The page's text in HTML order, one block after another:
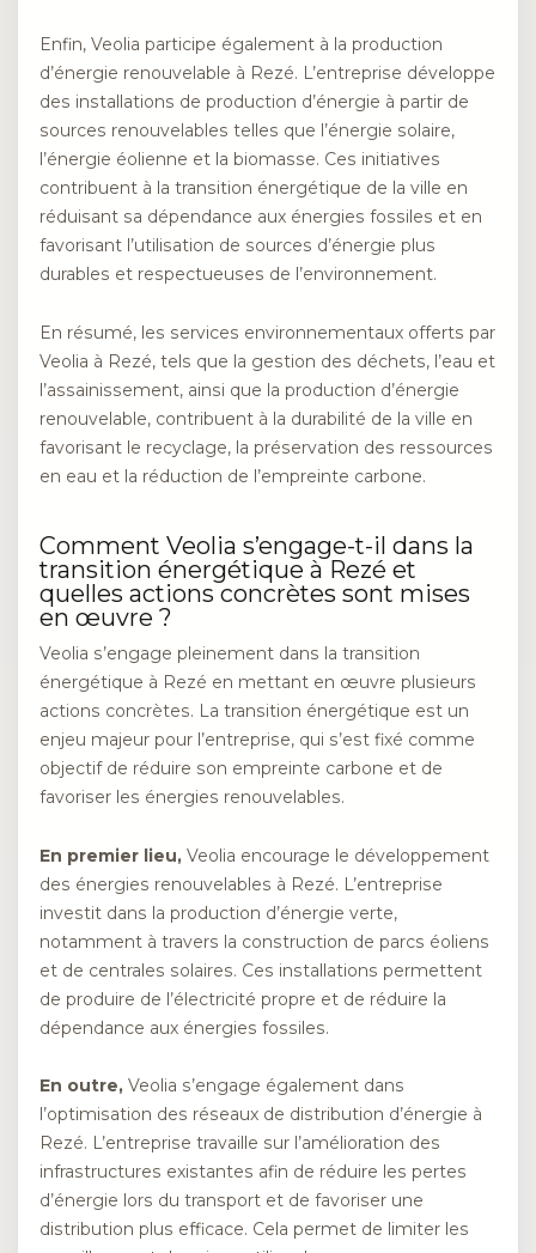
Enfin, Veolia participe également à la production
d’énergie renouvelable à Rezé. L’entreprise développe
des installations de production d’énergie à partir de
sources renouvelables telles que l’énergie solaire,
l’énergie éolienne et la biomasse. Ces initiatives
contribuent à la transition énergétique de la ville en
réduisant sa dépendance aux énergies fossiles et en
favorisant l’utilisation de sources d’énergie plus
durables et respectueuses de l’environnement.
En résumé, les services environnementaux offerts par
Veolia à Rezé, tels que la gestion des déchets, l’eau et
l’assainissement, ainsi que la production d’énergie
renouvelable, contribuent à la durabilité de la ville en
favorisant le recyclage, la préservation des ressources
en eau et la réduction de l’empreinte carbone.
Comment Veolia s’engage-t-il dans la
transition énergétique à Rezé et
quelles actions concrètes sont mises
en œuvre ?
Veolia s’engage pleinement dans la transition
énergétique à Rezé en mettant en œuvre plusieurs
actions concrètes. La transition énergétique est un
enjeu majeur pour l’entreprise, qui s’est fixé comme
objectif de réduire son empreinte carbone et de
favoriser les énergies renouvelables.
En premier lieu, Veolia encourage le développement
des énergies renouvelables à Rezé. L’entreprise
investit dans la production d’énergie verte,
notamment à travers la construction de parcs éoliens
et de centrales solaires. Ces installations permettent
de produire de l’électricité propre et de réduire la
dépendance aux énergies fossiles.
En outre, Veolia s’engage également dans
l’optimisation des réseaux de distribution d’énergie à
Rezé. L’entreprise travaille sur l’amélioration des
infrastructures existantes afin de réduire les pertes
d’énergie lors du transport et de favoriser une
distribution plus efficace. Cela permet de limiter les